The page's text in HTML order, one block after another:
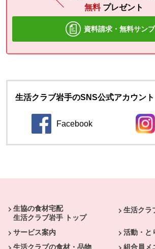
無料 プレゼント
資料請求・無料サン
生活クラブ岩手のSNS公式アカウント
Facebook
生協の食材宅配
生活クラブ岩手 トップ
生活クラ
サービス案内
活動・と
生活クラブの食材・品物
組合員メ